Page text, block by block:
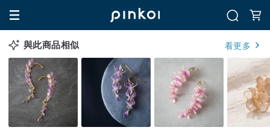
與此商品相似 看更多